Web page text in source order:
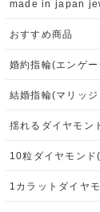
made in japan
おすすめ商品
婚約指輪(エンゲ
結婚指輪(マリッ
揺れるダイヤモン
10粒ダイヤモン
1カラットダイヤ